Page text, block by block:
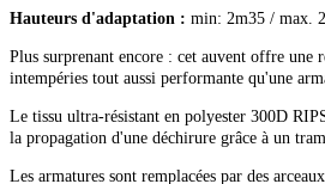
Hauteurs d'adaptation : min: 2m35 / max.
Plus surprenant encore : cet auvent offre une
intempéries tout aussi performante qu'une
Le tissu ultra-résistant en polyester 300D
la propagation d'une déchirure grâce à un
Les armatures sont remplacées par des